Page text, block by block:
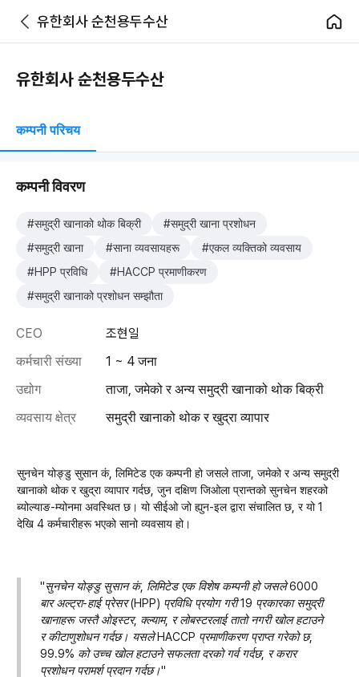
유한회사 순천용두수산
유한회사 순천용두수산
कम्पनी परिचय
कम्पनी विवरण
#समुद्री खानाको थोक बिक्री
#समुद्री खाना प्रशोधन
#समुद्री खाना
#साना व्यवसायहरू
#एकल व्यक्तिको व्यवसाय
#HPP प्रविधि
#HACCP प्रमाणीकरण
#समुद्री खानाको प्रशोधन सम्झौता
CEO
조현일
कर्मचारी संख्या
1 ~ 4 जना
उद्योग
ताजा, जमेको र अन्य समुद्री खानाको थोक बिक्री
व्यवसाय क्षेत्र
समुद्री खानाको थोक र खुद्रा व्यापार
सुनचेन योङ्डु सुसान कं, लिमिटेड एक कम्पनी हो जसले ताजा, जमेको र अन्य समुद्री
खानाको थोक र खुद्रा व्यापार गर्दछ, जुन दक्षिण जिओला प्रान्तको सुनचेन शहरको
ब्योल्याङ-म्योनमा अवस्थित छ। यो सीईओ जो ह्युन-इल द्वारा संचालित छ, र यो 1
देखि 4 कर्मचारीहरू भएको सानो व्यवसाय हो।
"सुनचेन योङ्डु सुसान कं, लिमिटेड एक विशेष कम्पनी हो जसले 6000
बार अल्ट्रा-हाई प्रेसर (HPP) प्रविधि प्रयोग गरी 19 प्रकारका समुद्री
खानाहरू जस्तै ओइस्टर, क्ल्याम, र लोबस्टरलाई तातो नगरी खोल हटाउने
र कीटाणुशोधन गर्दछ। यसले HACCP प्रमाणीकरण प्राप्त गरेको छ,
99.9% को उच्च खोल हटाउने सफलता दरको गर्व गर्दछ, र करार
प्रशोधन परामर्श प्रदान गर्दछ।"